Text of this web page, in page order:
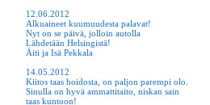
12.06.2012
Alkuaineet kuumuudesta palavat!
Nyt on se päivä, jolloin autolla
Lähdetään Helsingistä!
Äiti ja Isä Pekkala
14.05.2012
Kiitos taas hoidosta, on paljon parempi olo.
Sinulla on hyvä ammattitaito, niskan sain
taas kuntoon!